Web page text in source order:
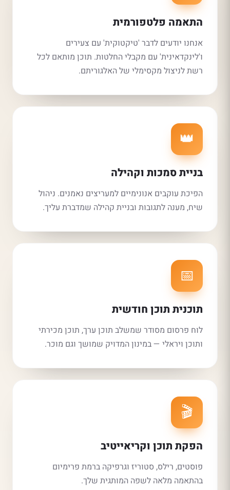
התאמה פלטפורמית
אנחנו יודעים לדבר 'טיקטוקית' עם צעירים
ו'לינקדאינית' עם מקבלי החלטות. תוכן מותאם לכל
רשת לניצול מקסימלי של האלגוריתם.
👑
בניית סמכות וקהילה
הפיכת עוקבים אנונימיים למעריצים נאמנים. ניהול
שיח, מענה לתגובות ובניית קהילה שמדברת עליך.
📅
תוכנית תוכן חודשית
לוח פרסום מסודר שמשלב תוכן ערך, תוכן מכירתי
ותוכן ויראלי — במינון המדויק שמושך וגם מוכר.
🎬
הפקת תוכן וקריאייטיב
פוסטים, רילס, סטוריז וגרפיקה ברמת פרימיום
בהתאמה מלאה לשפה המותגית שלך.